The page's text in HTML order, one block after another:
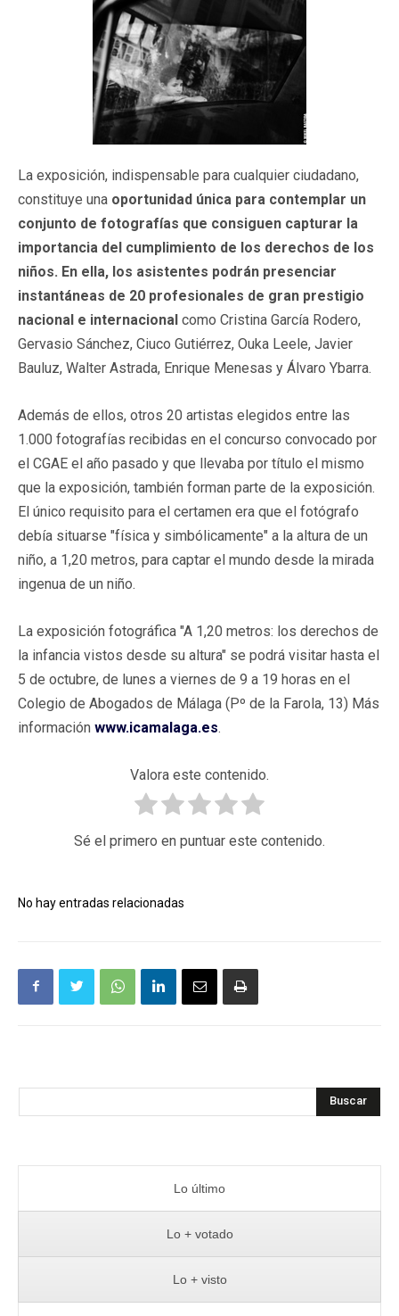
La exposición, indispensable para cualquier ciudadano,
constituye una oportunidad única para contemplar un
conjunto de fotografías que consiguen capturar la
importancia del cumplimiento de los derechos de los
niños. En ella, los asistentes podrán presenciar
instantáneas de 20 profesionales de gran prestigio
nacional e internacional como Cristina García Rodero,
Gervasio Sánchez, Ciuco Gutiérrez, Ouka Leele, Javier
Bauluz, Walter Astrada, Enrique Menesas y Álvaro Ybarra.
Además de ellos, otros 20 artistas elegidos entre las
1.000 fotografías recibidas en el concurso convocado por
el CGAE el año pasado y que llevaba por título el mismo
que la exposición, también forman parte de la exposición.
El único requisito para el certamen era que el fotógrafo
debía situarse "física y simbólicamente" a la altura de un
niño, a 1,20 metros, para captar el mundo desde la mirada
ingenua de un niño.
La exposición fotográfica "A 1,20 metros: los derechos de
la infancia vistos desde su altura" se podrá visitar hasta el
5 de octubre, de lunes a viernes de 9 a 19 horas en el
Colegio de Abogados de Málaga (Pº de la Farola, 13) Más
información www.icamalaga.es.
Valora este contenido.
Sé el primero en puntuar este contenido.
No hay entradas relacionadas
Buscar
Lo último
Lo + votado
Lo + visto